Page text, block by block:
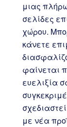
μιας
σελίδες
χώρου.
κάνετε
φαίνεται
ευελιξία
με νέα